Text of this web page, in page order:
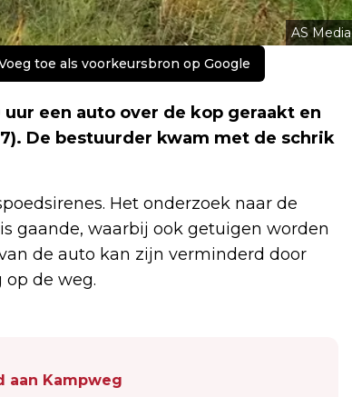
AS Media
toe als voorkeursbron op Google
een auto over de kop geraakt en
De bestuurder kwam met de schrik
Het onderzoek naar de
gaande, waarbij ook getuigen worden
de auto kan zijn verminderd door
de weg.
aan Kampweg